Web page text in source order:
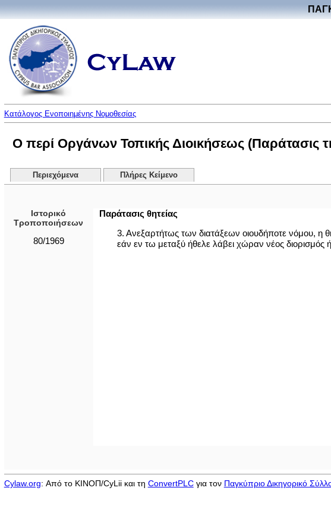
Κατάλογος Ενοποιημένης Νομοθεσίας
Ο περί Οργάνων Τοπικής Διοικήσεως (Παράτασις
Περιεχόμενα Πλήρες Κείμενο
Ιστορικό
Τροποποιήσεων
80/1969
Παράτασις θητείας
3. Ανεξαρτήτως των διατάξεων οιουδήποτε νόμου, η
εάν εν τω μεταξύ ήθελε λάβει χώραν νέος
Cylaw.org: Από το ΚΙΝOΠ/CyLii και τη ConvertPLCγια τον Παγκύπριο Δικηγορικό